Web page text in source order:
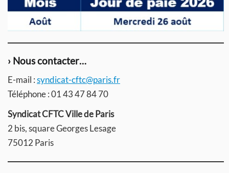
› Nous contacter…
E-mail :syndicat-cftc@paris.fr
Téléphone : 01 43 47 84 70
Syndicat CFTC Ville de Paris
2 bis, square Georges Lesage
75012 Paris